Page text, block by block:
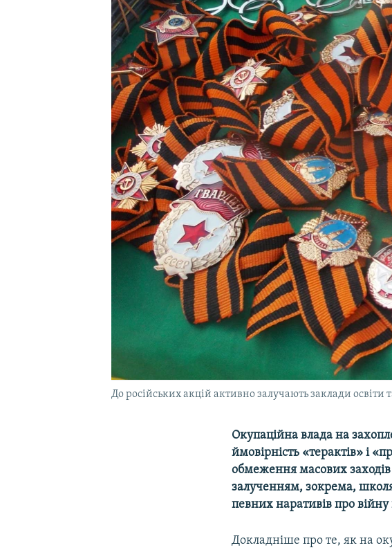
УКРАЇНСЬКА ПРОБЛЕМА КРИМУ
До російських акцій активно залучають заклади освіти
Окупаційна влада на
ймовірність «терактів» і
обмеження масових
залученням, зокрема,
певних наративів про війну
Докладніше про те, як на